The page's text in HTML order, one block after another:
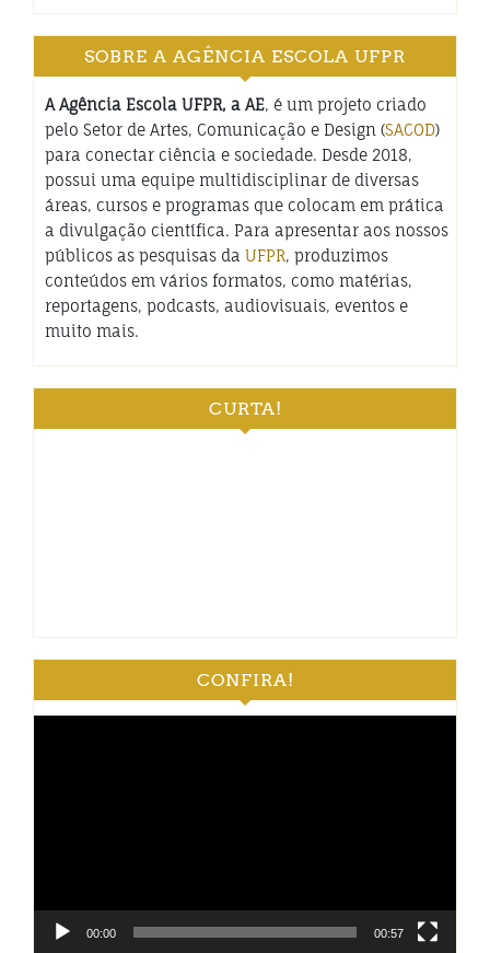
SOBRE A AGÊNCIA ESCOLA UFPR
A Agência Escola UFPR, a AE, é um projeto criado
pelo Setor de Artes, Comunicação e Design (SACOD)
para conectar ciência e sociedade. Desde 2018,
possui uma equipe multidisciplinar de diversas
áreas, cursos e programas que colocam em prática
a divulgação científica. Para apresentar aos nossos
públicos as pesquisas da UFPR, produzimos
conteúdos em vários formatos, como matérias,
reportagens, podcasts, audiovisuais, eventos e
muito mais.
CURTA!
CONFIRA!
00:00 00:57